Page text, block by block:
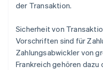
der Transaktion.
Sicherheit von
Vorschriften sind für
Zahlungsabwickler von
Frankreich gehören dazu